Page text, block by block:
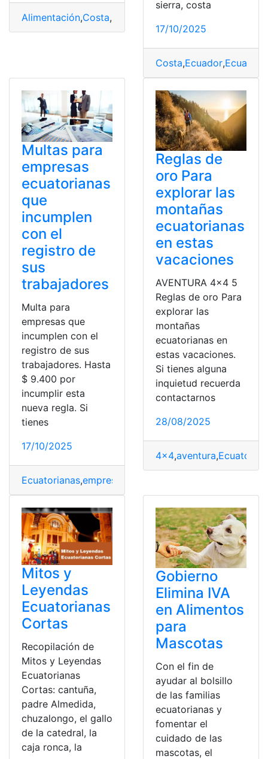
Alimentación,Costa,
sierra, costa
17/10/2025
Costa,Ecuador,
Multas para
empresas
ecuatorianas
que
incumplen
con el
registro de
sus
trabajadores
Multa para
empresas que
incumplen con el
registro de sus
trabajadores. Hasta
$ 9.400 por
incumplir esta
nueva regla. Si
tienes
17/10/2025
Ecuatorianas,empresas
Reglas de
oro Para
explorar las
montañas
ecuatorianas
en estas
vacaciones
AVENTURA 4×4 5
Reglas de oro Para
explorar las
montañas
ecuatorianas en
estas vacaciones.
Si tienes alguna
inquietud recuerda
contactarnos
28/08/2025
4x4,aventura,
Mitos y
Leyendas
Ecuatorianas
Cortas
Recopilación de
Mitos y Leyendas
Ecuatorianas
Cortas: cantuña,
padre Almedida,
chuzalongo, el gallo
de la catedral, la
caja ronca, la
Gobierno
Elimina IVA
en Alimentos
para
Mascotas
Con el fin de
ayudar al bolsillo
de las familias
ecuatorianas y
fomentar el
cuidado de las
mascotas, el